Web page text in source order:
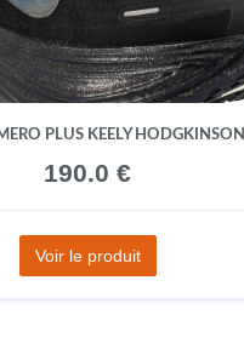
PLUS KEELY HODGKINSON
190.0 €
Voir le produit